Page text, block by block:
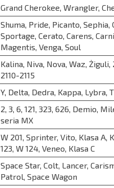
Grand Cherokee, Wrangler,
Shuma, Pride, Picanto, Sephia,
Sportage, Cerato, Carens,
Magentis, Venga, Soul
Kalina, Niva, Nova, Waz, Żiguli,
2110-2115
Y, Delta, Dedra, Kappa, Lybra,
2, 3, 6, 121, 323, 626, Demio,
seria MX
W 201, Sprinter, Vito, Klasa A,
123, W 124, Veneo, Klasa C
Space Star, Colt, Lancer,
Patrol, Space Wagon